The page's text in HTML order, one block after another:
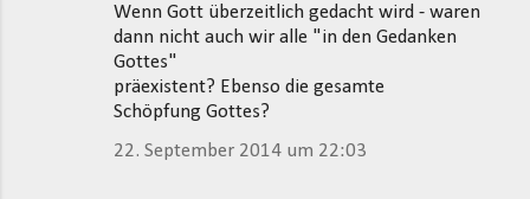
Wenn Gott überzeitlich gedacht wird - waren
dann nicht auch wir alle "in den Gedanken
Gottes"
präexistent? Ebenso die gesamte
Schöpfung Gottes?
22. September 2014 um 22:03